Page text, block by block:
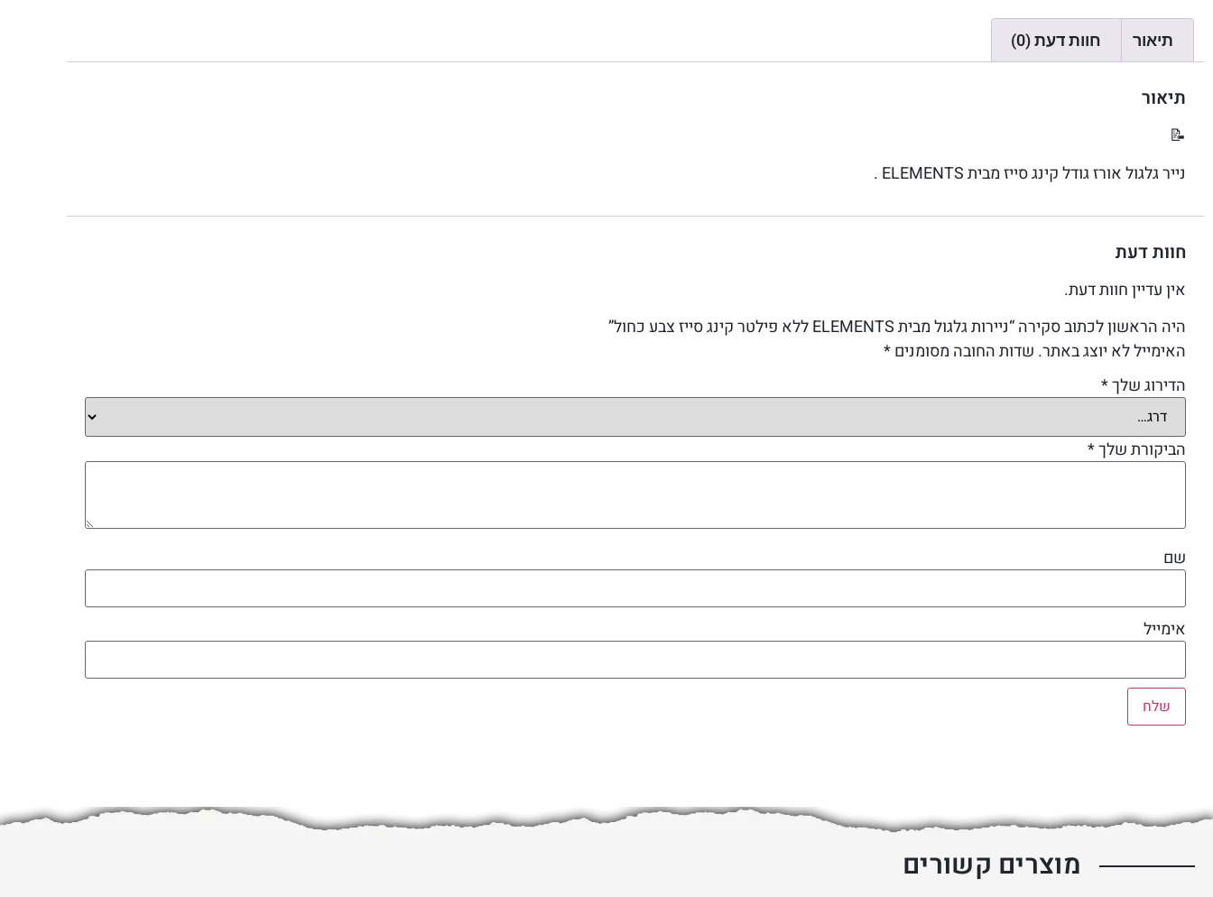
תיאור חוות דעת (0)
תיאור
📝
נייר גלגול אורז גודל קינג סייז מבית ELEMENTS .
חוות דעת
אין עדיין חוות דעת.
היה הראשון לכתוב סקירה “ניירות גלגול מבית ELEMENTS ללא פילטר קינג סייז צבע כחול”
האימייל לא יוצג באתר. שדות החובה מסומנים*
הדירוג שלך*
הביקורת שלך*
שם
אימייל
מוצרים קשורים